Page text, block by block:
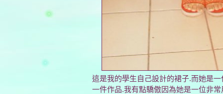
這是我的學生自己設計的裙子.而她是
一件作品.我有點驕傲因為她是一位非